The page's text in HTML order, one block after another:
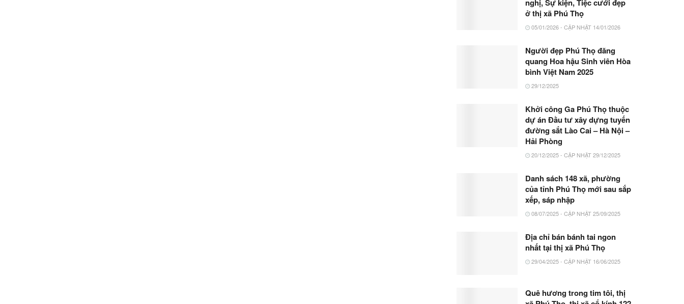
nghị, Sự kiện, Tiệc cưới đẹp
ở thị xã Phú Thọ
05/01/2026 - CẬP NHẬT 14/01/2026
Người đẹp Phú Thọ đăng
quang Hoa hậu Sinh viên Hòa
bình Việt Nam 2025
29/12/2025
Khởi công Ga Phú Thọ thuộc
dự án Đầu tư xây dựng tuyến
đường sắt Lào Cai – Hà Nội –
Hải Phòng
20/12/2025 - CẬP NHẬT 29/12/2025
Danh sách 148 xã, phường
của tỉnh Phú Thọ mới sau sắp
xếp, sáp nhập
08/07/2025 - CẬP NHẬT 25/09/2025
Địa chỉ bán bánh tai ngon
nhất tại thị xã Phú Thọ
29/04/2025 - CẬP NHẬT 16/06/2025
Quê hương trong tim tôi, thị